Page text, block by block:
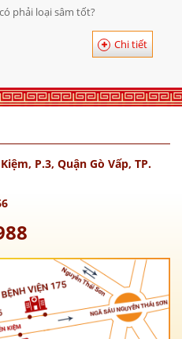
phải loại sâm tốt?
Chi tiết
P.3, Quận Gò Vấp, TP.